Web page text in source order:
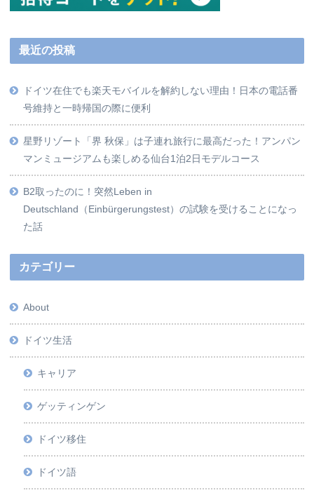
最近の投稿
ドイツ在住でも楽天モバイルを解約しない理由！日本の電話番
号維持と一時帰国の際に便利
星野リゾート「界 秋保」は子連れ旅行に最高だった！アンパン
マンミュージアムも楽しめる仙台1泊2日モデルコース
B2取ったのに！突然Leben in
Deutschland（Einbürgerungstest）の試験を受けることになっ
た話
カテゴリー
About
ドイツ生活
キャリア
ゲッティンゲン
ドイツ移住
ドイツ語